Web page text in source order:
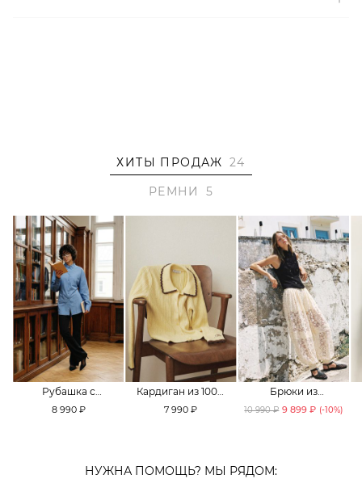
ХИТЫ ПРОДАЖ 24
РЕМНИ
5
Рубашка с
принтом «клетка»
8 990 ₽
Кардиган из 100%
хлопка TOPTOP
7 990 ₽
Брюки из
смесового хлопка
10 990 ₽ 9 899 ₽ (-10%)
НУЖНА ПОМОЩЬ? МЫ РЯДОМ: